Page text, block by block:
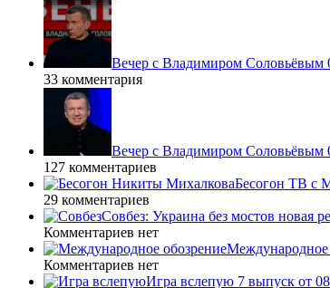
Вечер с Владимиром Соловьёвым
33 комментария
Вечер с Владимиром
127 комментариев
Бесогон ТВ с
29 комментариев
Совбез: Украина без мостов новая
Комментариев нет
Международное
Комментариев нет
Игра вслепую 7 выпуск от